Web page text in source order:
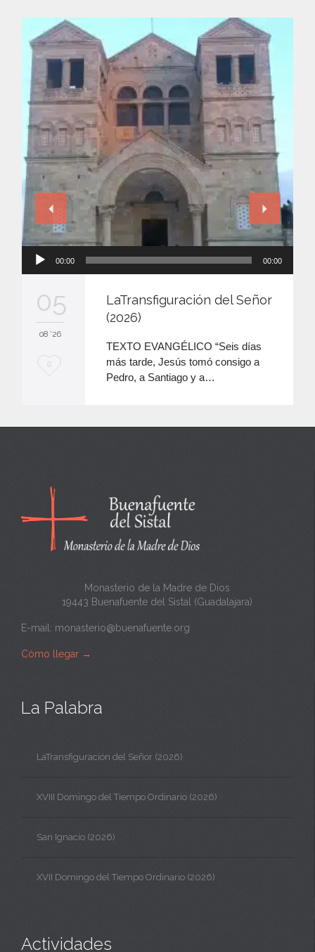
00:00 00:00
05
08 '26
M
n
a
0
LaTransfiguración del Señor
(2026)
TEXTO EVANGÉLICO “Seis días
más tarde, Jesús tomó consigo a
Pedro, a Santiago y a…
Monasterio de la Madre de Dios
19443 Buenafuente del Sistal (Guadalajara)
E-mail: monasterio@buenafuente.org
Cómo llegar →
La Palabra
LaTransfiguración del Señor (2026)
XVIII Domingo del Tiempo Ordinario (2026)
San Ignacio (2026)
XVII Domingo del Tiempo Ordinario (2026)
Actividades